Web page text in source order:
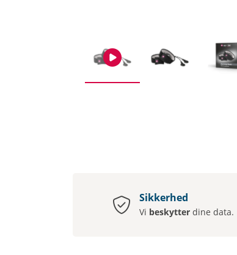
Sikkerhed
Vi beskytter dine data.